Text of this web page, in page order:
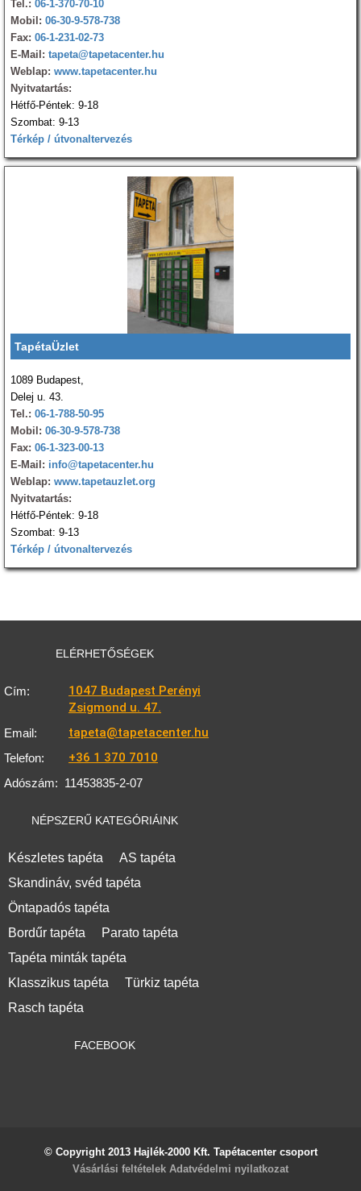
Tel.: 06-1-370-70-10
Mobil: 06-30-9-578-738
Fax: 06-1-231-02-73
E-Mail: tapeta@tapetacenter.hu
Weblap: www.tapetacenter.hu
Nyitvatartás:
Hétfő-Péntek: 9-18
Szombat: 9-13
Térkép / útvonaltervezés
TapétaÜzlet
1089 Budapest,
Delej u. 43.
Tel.: 06-1-788-50-95
Mobil: 06-30-9-578-738
Fax: 06-1-323-00-13
E-Mail: info@tapetacenter.hu
Weblap: www.tapetauzlet.org
Nyitvatartás:
Hétfő-Péntek: 9-18
Szombat: 9-13
Térkép / útvonaltervezés
ELÉRHETŐSÉGEK
Cím:
1047 Budapest Perényi
Zsigmond u. 47.
Email: tapeta@tapetacenter.hu
Telefon: +36 1 370 7010
Adószám: 11453835-2-07
NÉPSZERŰ KATEGÓRIÁINK
Készletes tapéta
AS tapéta
Skandináv, svéd tapéta
Öntapadós tapéta
Bordűr tapéta
Parato tapéta
Tapéta minták tapéta
Klasszikus tapéta
Türkiz tapéta
Rasch tapéta
FACEBOOK
© Copyright 2013 Hajlék-2000 Kft. Tapétacenter csoport
Vásárlási feltételek Adatvédelmi nyilatkozat